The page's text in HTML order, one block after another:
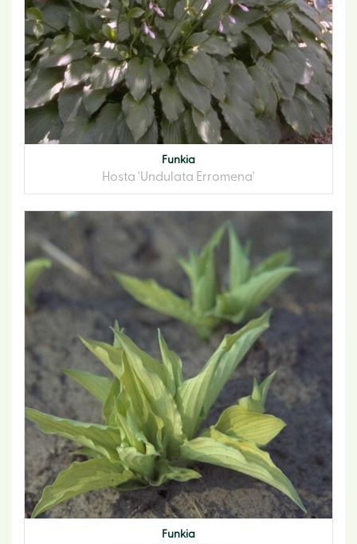
Funkia
Hosta 'Undulata Erromena'
Funkia